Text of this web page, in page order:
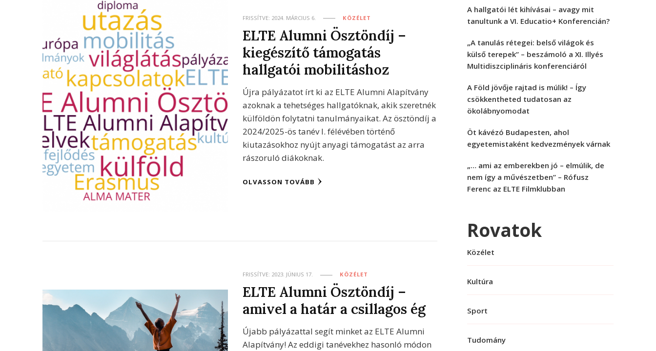
FRISSÍTVE: 2024. MÁRCIUS 6. KÖZÉLET
ELTE Alumni Ösztöndíj –
kiegészítő támogatás
hallgatói mobilitáshoz
Újra pályázatot írt ki az ELTE Alumni Alapítvány
azoknak a tehetséges hallgatóknak, akik szeretnék
külföldön folytatni tanulmányaikat. Az ösztöndíj a
2024/2025-ös tanév I. félévében történő
kiutazásokhoz nyújt anyagi támogatást az arra
rászoruló diákoknak.
OLVASSON TOVÁBB
FRISSÍTVE: 2023. JÚNIUS 17. KÖZÉLET
ELTE Alumni Ösztöndíj –
amivel a határ a csillagos ég
Újabb pályázattal segít minket az ELTE Alumni
Alapítvány! Az eddigi tanévekhez hasonló módon
A hallgatói lét kihívásai – avagy mit
tanultunk a VI. Educatio+ Konferencián?
„A tanulás rétegei: belső világok és
külső terepek” – beszámoló a XI. Illyés
Multidiszciplináris konferenciáról
A Föld jövője rajtad is múlik! – Így
csökkentheted tudatosan az
ökolábnyomodat
Öt kávézó Budapesten, ahol
egyetemistaként kedvezmények várnak
„… ami az emberekben jó – elmúlik, de
nem így a művészetben” – Rófusz
Ferenc az ELTE Filmklubban
Rovatok
Közélet
Kultúra
Sport
Tudomány